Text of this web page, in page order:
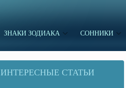
ЗНАКИ ЗОДИАКА СОННИКИ
ИНТЕРЕСНЫЕ СТАТЬИ